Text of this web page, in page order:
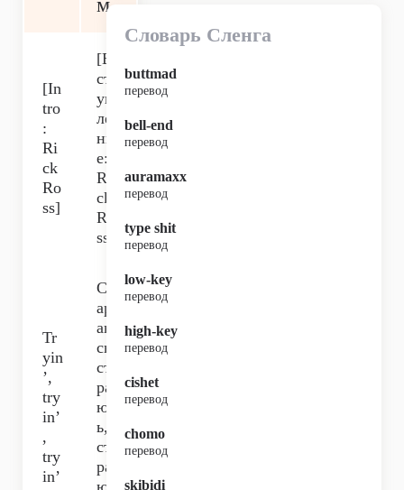
[In
tro
:
Ri
ck
Ro
ss]
[В
ст
уп
ле
ни
е:
Ri
ck
Ro
ss]
Tr
yin
’,
try
in’
,
try
in’
Ст
ар
аю
сь,
ста
ра
юс
ь,
ста
ра
юс
Словарь Сленга
buttmad
перевод
bell-end
перевод
auramaxx
перевод
type shit
перевод
low-key
перевод
high-key
перевод
cishet
перевод
chomo
перевод
skibidi